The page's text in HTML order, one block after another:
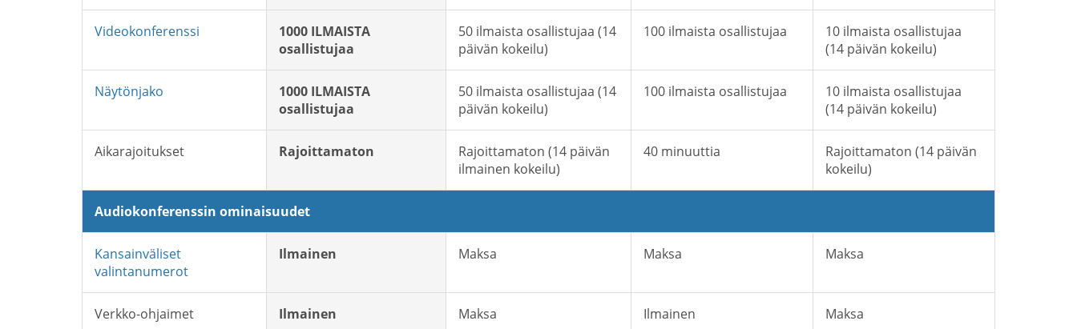
Videokonferenssi
1000 ILMAISTA
osallistujaa
50 ilmaista osallistujaa (14
päivän kokeilu)
100 ilmaista osallistujaa
10 ilmaista osallistujaa
(14 päivän kokeilu)
Näytönjako
1000 ILMAISTA
osallistujaa
50 ilmaista osallistujaa (14
päivän kokeilu)
100 ilmaista osallistujaa
10 ilmaista osallistujaa
(14 päivän kokeilu)
Aikarajoitukset Rajoittamaton
Rajoittamaton (14 päivän
ilmainen kokeilu)
40 minuuttia
Rajoittamaton (14 päivän
kokeilu)
Audiokonferenssin ominaisuudet
Kansainväliset
valintanumerot
Ilmainen Maksa Maksa Maksa
Verkko-ohjaimet Ilmainen Maksa Ilmainen Maksa